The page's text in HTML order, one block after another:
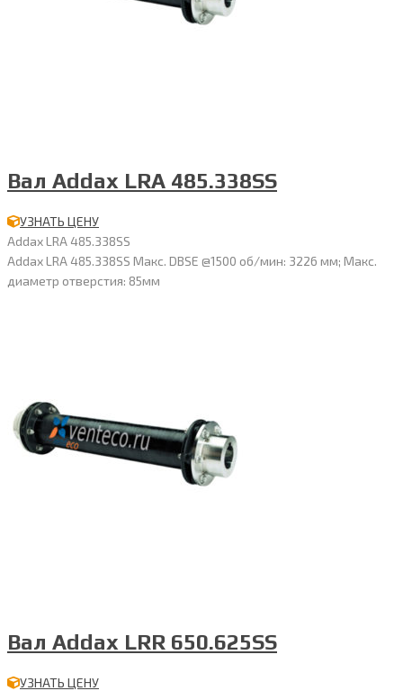
Вал Addax LRA 485.338SS
УЗНАТЬ ЦЕНУ
Addax LRA 485.338SS
Addax LRA 485.338SS Макс. DBSE @1500 об/мин: 3226 мм; Макс.
диаметр отверстия: 85мм
Вал Addax LRR 650.625SS
УЗНАТЬ ЦЕНУ